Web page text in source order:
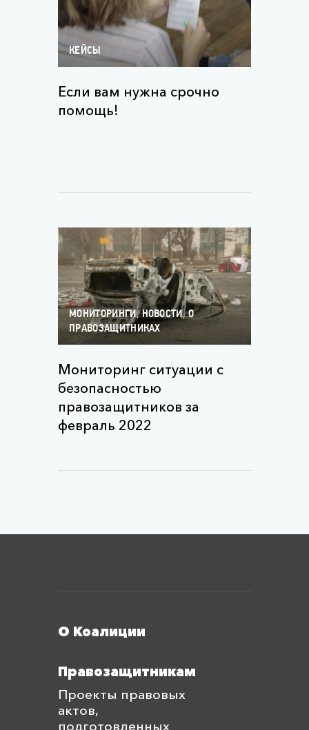
КЕЙСЫ
Если вам нужна срочно
помощь!
МОНИТОРИНГИ,НОВОСТИ,О
ПРАВОЗАЩИТНИКАХ
Мониторинг ситуации с
безопасностью
правозащитников за
февраль 2022
О Коалиции
Правозащитникам
Проекты правовых
актов,
подготовленных